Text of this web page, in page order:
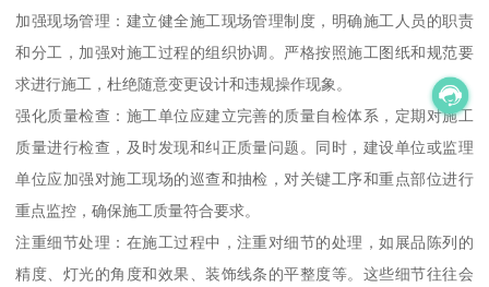
加强现场管理：建立健全施工现场管理制度，明确施工人员的职责
和分工，加强对施工过程的组织协调。严格按照施工图纸和规范要
求进行施工，杜绝随意变更设计和违规操作现象。
强化质量检查：施工单位应建立完善的质量自检体系，定期对施工
质量进行检查，及时发现和纠正质量问题。同时，建设单位或监理
单位应加强对施工现场的巡查和抽检，对关键工序和重点部位进行
重点监控，确保施工质量符合要求。
注重细节处理：在施工过程中，注重对细节的处理，如展品陈列的
精度、灯光的角度和效果、装饰线条的平整度等。这些细节往往会